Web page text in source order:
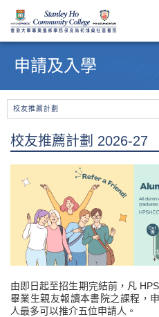
始
申請及入學
校友推薦計劃
校友推薦計劃 2026-27
由即日起至招生期完結前，凡
畢業生親友報讀本書院之課程，
人最多可以推介五位申請人。